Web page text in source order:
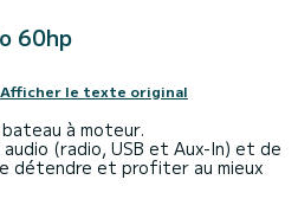
60hp
Afficher le texte original
à moteur.
(radio, USB et Aux-In) et de
détendre et profiter au mieux